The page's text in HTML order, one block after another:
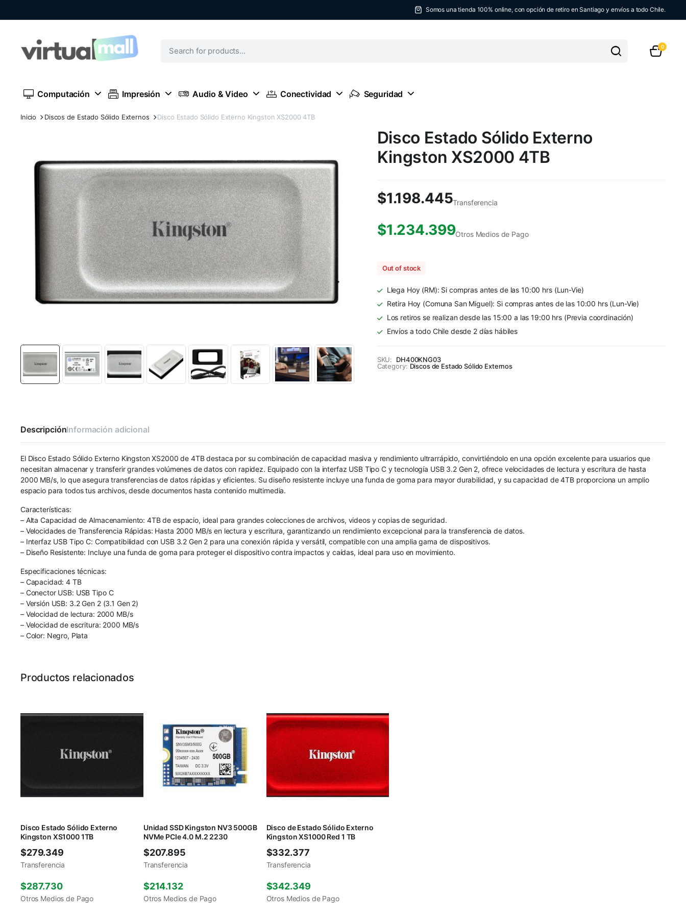
Somos una tienda 100% online, con opción de retiro en Santiago y envíos a todo Chile.
0
Computación Impresión Audio & Video Conectividad Seguridad
Inicio Discos de Estado Sólido Externos Disco Estado Sólido Externo Kingston XS2000 4TB
Disco Estado Sólido Externo
Kingston XS2000 4TB
$1.198.445Transferencia
$1.234.399Otros Medios de Pago
Out of stock
Llega Hoy (RM): Si compras antes de las 10:00 hrs (Lun-Vie)
Retira Hoy (Comuna San Miguel): Si compras antes de las 10:00 hrs (Lun-Vie)
Los retiros se realizan desde las 15:00 a las 19:00 hrs (Previa coordinación)
Envíos a todo Chile desde 2 días hábiles
SKU:
DH400KNG03
Category: Discos de Estado Sólido Externos
DescripciónInformación adicional
El Disco Estado Sólido Externo Kingston XS2000 de 4TB destaca por su combinación de capacidad masiva y rendimiento ultrarrápido, convirtiéndolo en una opción excelente para usuarios que
necesitan almacenar y transferir grandes volúmenes de datos con rapidez. Equipado con la interfaz USB Tipo C y tecnología USB 3.2 Gen 2, ofrece velocidades de lectura y escritura de hasta
2000 MB/s, lo que asegura transferencias de datos rápidas y eficientes. Su diseño resistente incluye una funda de goma para mayor durabilidad, y su capacidad de 4TB proporciona un amplio
espacio para todos tus archivos, desde documentos hasta contenido multimedia.
Características:
– Alta Capacidad de Almacenamiento: 4TB de espacio, ideal para grandes colecciones de archivos, videos y copias de seguridad.
– Velocidades de Transferencia Rápidas: Hasta 2000 MB/s en lectura y escritura, garantizando un rendimiento excepcional para la transferencia de datos.
– Interfaz USB Tipo C: Compatibilidad con USB 3.2 Gen 2 para una conexión rápida y versátil, compatible con una amplia gama de dispositivos.
– Diseño Resistente: Incluye una funda de goma para proteger el dispositivo contra impactos y caídas, ideal para uso en movimiento.
Especificaciones técnicas:
– Capacidad: 4 TB
– Conector USB: USB Tipo C
– Versión USB: 3.2 Gen 2 (3.1 Gen 2)
– Velocidad de lectura: 2000 MB/s
– Velocidad de escritura: 2000 MB/s
– Color: Negro, Plata
Productos relacionados
Disco Estado Sólido Externo
Kingston XS1000 1TB
$279.349
Transferencia
$287.730
Otros Medios de Pago
Unidad SSD Kingston NV3 500GB
NVMe PCIe 4.0 M.2 2230
$207.895
Transferencia
$214.132
Otros Medios de Pago
Disco de Estado Sólido Externo
Kingston XS1000 Red 1 TB
$332.377
Transferencia
$342.349
Otros Medios de Pago